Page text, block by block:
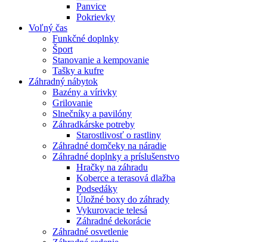
Panvice
Pokrievky
Voľný čas
Funkčné doplnky
Šport
Stanovanie a kempovanie
Tašky a kufre
Záhradný nábytok
Bazény a vírivky
Grilovanie
Slnečníky a pavilóny
Záhradkárske potreby
Starostlivosť o rastliny
Záhradné domčeky na náradie
Záhradné doplnky a príslušenstvo
Hračky na záhradu
Koberce a terasová dlažba
Podsedáky
Úložné boxy do záhrady
Vykurovacie telesá
Záhradné dekorácie
Záhradné osvetlenie